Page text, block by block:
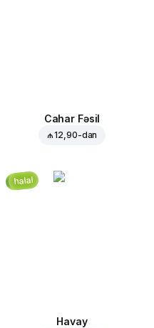
Cahar Fəsil
₼ 12,90-dan
halal
Havay